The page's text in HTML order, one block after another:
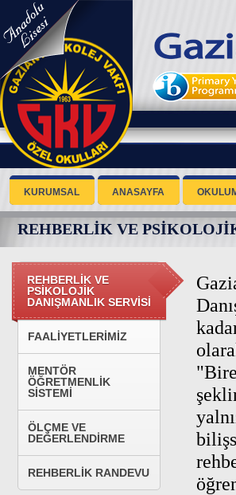
KURUMSAL ANASAYFA
REHBERLİK VE
REHBERLİK VE
PSİKOLOJİK
DANIŞMANLIK SERVİSİ
FAALİYETLERİMİZ
MENTÖR
ÖĞRETMENLİK
SİSTEMİ
ÖLÇME VE
DEĞERLENDİRME
REHBERLİK RANDEVU